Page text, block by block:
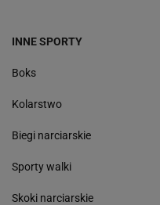
INNE SPORTY
Boks
Kolarstwo
Biegi narciarskie
Sporty walki
Skoki narciarskie